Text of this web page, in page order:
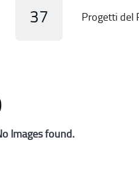
37 Progetti del
Images found.